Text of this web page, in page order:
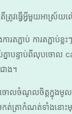
ើត្រូវធ្វើអ្វីមួយអាស្រ័យ
ារតភ្ជាប់ ការតភ្ជាប់
គ្នាបន្ទាប់ពីលុបចោល
ាង។
ចំណូលចិត្តក្នុងមូលដ្
កត់ត្រាកំណត់ទាំងន